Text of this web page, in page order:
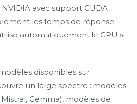
avec support CUDA
les temps de réponse —
automatiquement le GPU si
disponibles sur
un large spectre : modèles
Gemma), modèles de